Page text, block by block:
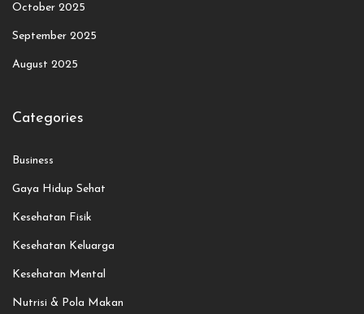
October 2025
September 2025
August 2025
Categories
Business
Gaya Hidup Sehat
Kesehatan Fisik
Kesehatan Keluarga
Kesehatan Mental
Nutrisi & Pola Makan